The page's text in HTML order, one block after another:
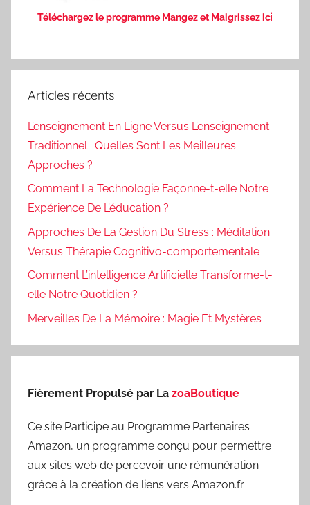
Téléchargez le programme Mangez et Maigrissez ici
Articles récents
L’enseignement En Ligne Versus L’enseignement
Traditionnel : Quelles Sont Les Meilleures
Approches ?
Comment La Technologie Façonne-t-elle Notre
Expérience De L’éducation ?
Approches De La Gestion Du Stress : Méditation
Versus Thérapie Cognitivo-comportementale
Comment L’intelligence Artificielle Transforme-t-
elle Notre Quotidien ?
Merveilles De La Mémoire : Magie Et Mystères
Fièrement Propulsé par La zoaBoutique
Ce site Participe au Programme Partenaires
Amazon, un programme conçu pour permettre
aux sites web de percevoir une rémunération
grâce à la création de liens vers Amazon.fr